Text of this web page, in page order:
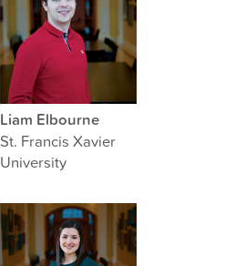
Liam Elbourne
St. Francis Xavier
University